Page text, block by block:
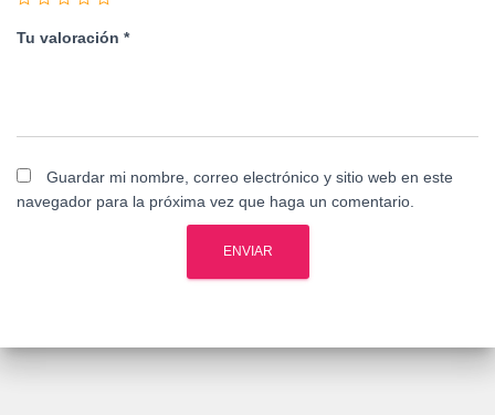
Tu valoración *
Guardar mi nombre, correo electrónico y sitio web en este
navegador para la próxima vez que haga un comentario.